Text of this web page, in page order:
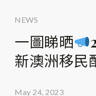
NEWS
一圖睇晒
新澳洲移民
May 24, 2023